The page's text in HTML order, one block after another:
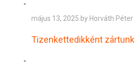
május 13, 2025 by Horváth Péter
Tizenkettedikként zártunk